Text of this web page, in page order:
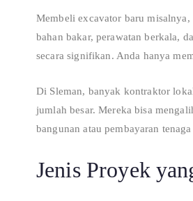
Membeli excavator baru
bahan bakar, perawatan berkala,
secara signifikan. Anda hanya
Di Sleman, banyak kontraktor
jumlah besar. Mereka bisa
bangunan atau pembayaran
Jenis Proyek